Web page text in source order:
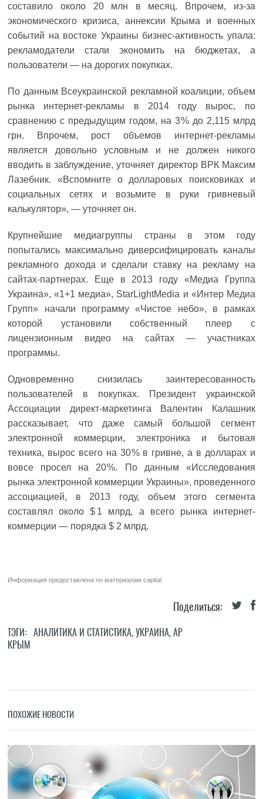
составило около 20 млн в месяц. Впрочем, из‑за
экономического кризиса, аннексии Крыма и военных
событий на востоке Украины бизнес-активность упала:
рекламодатели стали экономить на бюджетах, а
пользователи — на дорогих покупках.
По данным Всеукраинской рекламной коалиции, объем
рынка интернет-рекламы в 2014 году вырос, по
сравнению с предыдущим годом, на 3 % до 2,115 млрд
грн. Впрочем, рост объемов интернет-рекламы
является довольно условным и не должен никого
вводить в заблуждение, уточняет директор ВРК Максим
Лазебник. «Вспомните о долларовых поисковиках и
социальных сетях и возьмите в руки гривневый
калькулятор», — уточняет он.
Крупнейшие медиагруппы страны в этом году
попытались максимально диверсифицировать каналы
рекламного дохода и сделали ставку на рекламу на
сайтах-партнерах. Еще в 2013 году «Медиа Группа
Украина», «1+1 медиа», StarLightMedia и «Интер Медиа
Групп» начали программу «Чистое небо», в рамках
которой установили собственный плеер с
лицензионным видео на сайтах — участниках
программы.
Одновременно снизилась заинтересованность
пользователей в покупках. Президент украинской
Ассоциации директ-маркетинга Валентин Калашник
рассказывает, что даже самый большой сегмент
электронной коммерции, электроника и бытовая
техника, вырос всего на 30 % в гривне, а в долларах и
вовсе просел на 20 %. По данным «Исследования
рынка электронной коммерции Украины», проведенного
ассоциацией, в 2013 году, объем этого сегмента
составлял около $ 1 млрд, а всего рынка интернет-
коммерции — порядка $ 2 млрд.
Информация предоставлена по материаламcapital
Поделиться:
ТЭГИ: АНАЛИТИКА И СТАТИСТИКА,УКРАИНА,АР
КРЫМ
ПОХОЖИЕ НОВОСТИ